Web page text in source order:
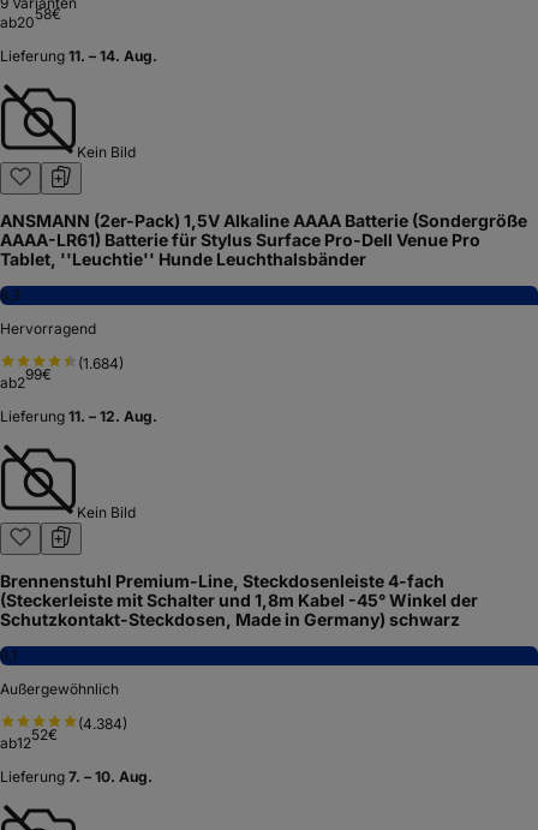
ab2058€
Lieferung 11. – 14. Aug.
Kein Bild
ANSMANN (2er-Pack) 1,5V Alkaline AAAA Batterie (Sondergröße
AAAA-LR61) Batterie für Stylus Surface Pro-Dell Venue Pro
Tablet, ''Leuchtie'' Hunde Leuchthalsbänder
8,3
Hervorragend
(1.684)
ab299€
Lieferung 11. – 12. Aug.
Kein Bild
Brennenstuhl Premium-Line, Steckdosenleiste 4-fach
(Steckerleiste mit Schalter und 1,8m Kabel -45° Winkel der
Schutzkontakt-Steckdosen, Made in Germany) schwarz
9,1
Außergewöhnlich
(4.384)
ab1252€
Lieferung 7. – 10. Aug.